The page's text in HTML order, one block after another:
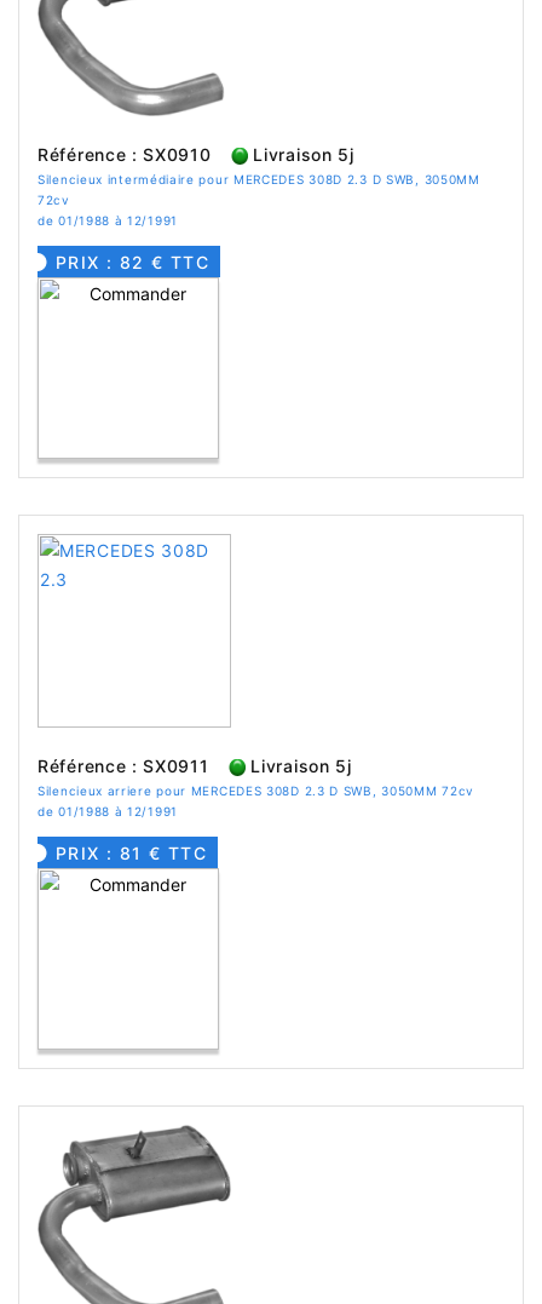
Référence : SX0910 Livraison 5j
Silencieux intermédiaire pour MERCEDES 308D 2.3 D SWB, 3050MM
72cv
de 01/1988 à 12/1991
PRIX : 82 € TTC
Référence : SX0911 Livraison 5j
Silencieux arriere pour MERCEDES 308D 2.3 D SWB, 3050MM 72cv
de 01/1988 à 12/1991
PRIX : 81 € TTC